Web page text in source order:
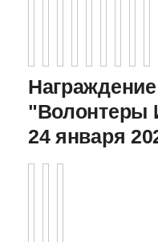
24 января